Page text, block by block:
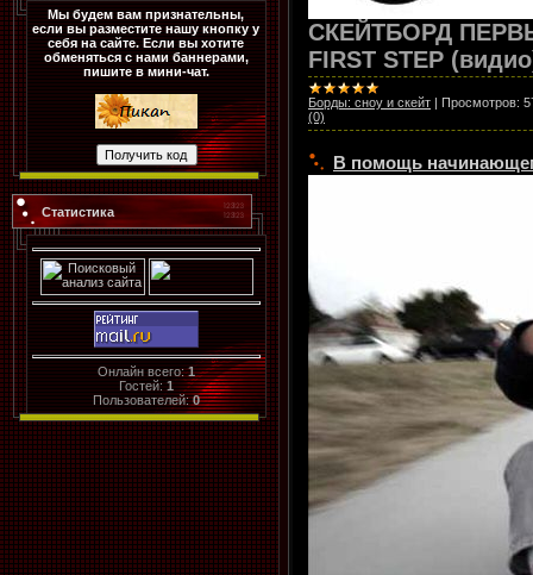
Мы будем вам признательны,
если вы разместите нашу кнопку у
себя на сайте. Если вы хотите
обменяться с нами баннерами,
пишите в мини-чат.
Статистика
Онлайн всего:1
Гостей:1
Пользователей:0
СКЕЙТБОРД
FIRST STEP
Борды: сноу и скейт | Просмотров:
(0)
В помощь